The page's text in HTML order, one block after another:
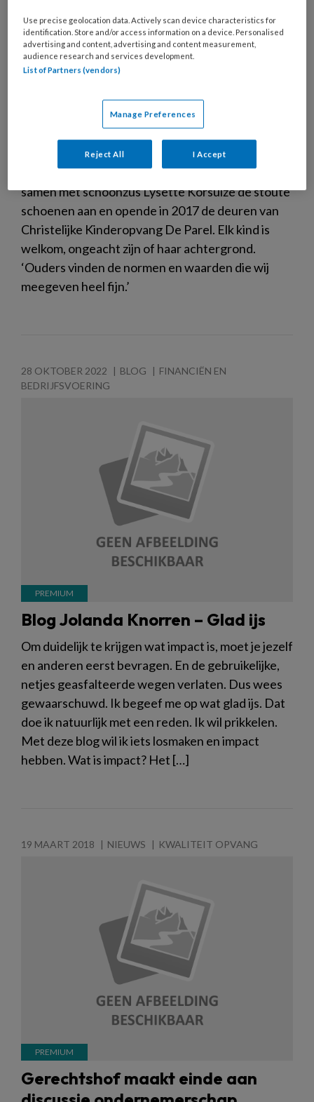
Zo kan het ook: Plek voor elk kind
op Christelijke Kinderopvang De
Rebecca Korsuize had vanaf haar 18e één droom:
kinderopvang runnen. Na twintig jaar gewerkt te
hebben als pedagogisch medewerker trok ze
samen met schoonzus Lysette Korsuize de stoute
schoenen aan en opende in 2017 de deuren van
Christelijke Kinderopvang De Parel. Elk kind is
welkom, ongeacht zijn of haar achtergrond.
‘Ouders vinden de normen en waarden die wij
meegeven heel fijn.’
28 OKTOBER 2022 BLOG
FINANCIËN EN
BEDRIJFSVOERING
Blog Jolanda Knorren – Glad ijs
Om duidelijk te krijgen wat impact is, moet je jezelf
en anderen eerst bevragen. En de gebruikelijke,
netjes geasfalteerde wegen verlaten. Dus wees
gewaarschuwd. Ik begeef me op wat glad ijs. Dat
doe ik natuurlijk met een reden. Ik wil prikkelen.
Met deze blog wil ik iets losmaken en impact
hebben. Wat is impact? Het […]
19 MAART 2018 NIEUWS KWALITEIT OPVANG
Gerechtshof maakt einde aan
Use precise geolocation data. Actively scan device characteristics for
identification. Store and/or access information on a device. Personalised
advertising and content, advertising and content measurement,
audience research and services development.
List of Partners (vendors)
Manage Preferences
Reject All I Accept